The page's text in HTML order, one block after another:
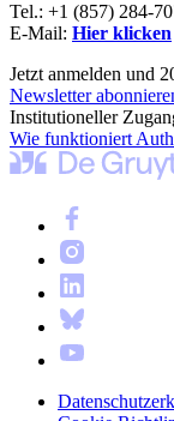
Tel.: +1 (857) 284-
E-Mail: Hier klicken
Jetzt anmelden und
Newsletter
Institutioneller
Wie funktioniert